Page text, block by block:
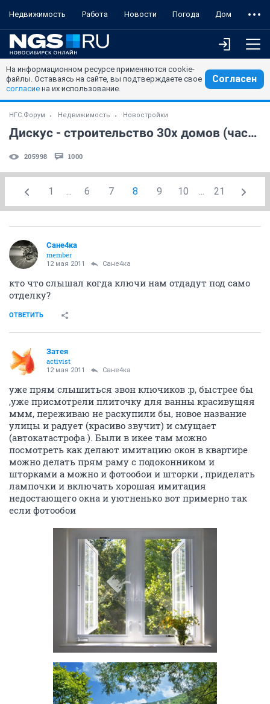
Недвижимость Работа Новости Погода Дом
На информационном ресурсе применяются cookie-
файлы. Оставаясь на сайте, вы подтверждаете свое
согласие на их использование.
Согласен
НГС.Форум Недвижимость Новостройки
Дискус - строительство 30х домов (часть 6)
205998 1000
1 ... 6 7 8 9 10 ... 21
Сане4ка
member
12 мая 2011 Сане4ка
кто что слышал когда ключи нам отдадут под само
отделку?
ОТВЕТИТЬ
Затея
activist
12 мая 2011 Сане4ка
уже прям слышиться звон ключиков :p, быстрее бы
,уже присмотрели плиточку для ванны красивущяя
ммм, переживаю не раскупили бы, новое название
улицы и радует (красиво звучит) и смущает
(автокатастрофа ). Были в икее там можно
посмотреть как делают имитацию окон в квартире
можно делать прям раму с подоконником и
шторками а можно и фотообои и шторки , приделать
лампочки и включать хорошая имитация
недостающего окна и уютненько вот примерно так
если фотообои